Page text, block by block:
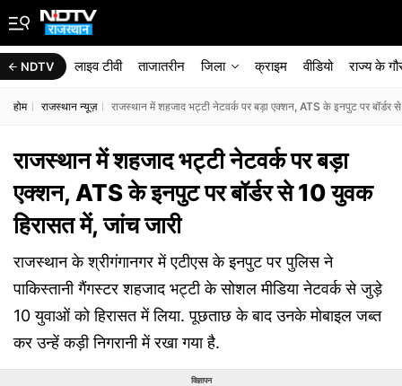
NDTV लाइव टीवी ताजातरीन जिला क्राइम वीडियो राज्‍य के
होम राजस्थान न्यूज़ राजस्थान में शहजाद भट्टी नेटवर्क पर बड़ा एक्शन, ATS के इनपुट पर बॉर्डर
राजस्थान में शहजाद भट्टी नेटवर्क पर बड़ा
एक्शन, ATS के इनपुट पर बॉर्डर से 10 युवक
हिरासत में, जांच जारी
राजस्थान के श्रीगंगानगर में एटीएस के इनपुट पर पुलिस ने
पाकिस्तानी गैंगस्टर शहजाद भट्टी के सोशल मीडिया नेटवर्क से जुड़े
10 युवाओं को हिरासत में लिया. पूछताछ के बाद उनके मोबाइल जब्त
कर उन्हें कड़ी निगरानी में रखा गया है.
विज्ञापन